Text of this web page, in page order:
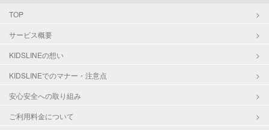
病児対応
障がい児対応
TOP
サービス概要
KIDSLINEの想い
KIDSLINEでのマナー・注意点
安心安全への取り組み
ご利用料金について